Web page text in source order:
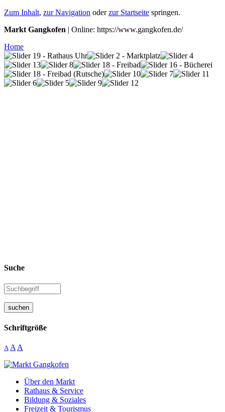
Zum Inhalt, zur Navigation oderzur Startseite springen.
Markt Gangkofen | Online: https://www.gangkofen.de/
Home
Suche
suchen
Schriftgröße
A A A
Über den Markt
Rathaus & Service
Bildung & Soziales
Freizeit & Tourismus